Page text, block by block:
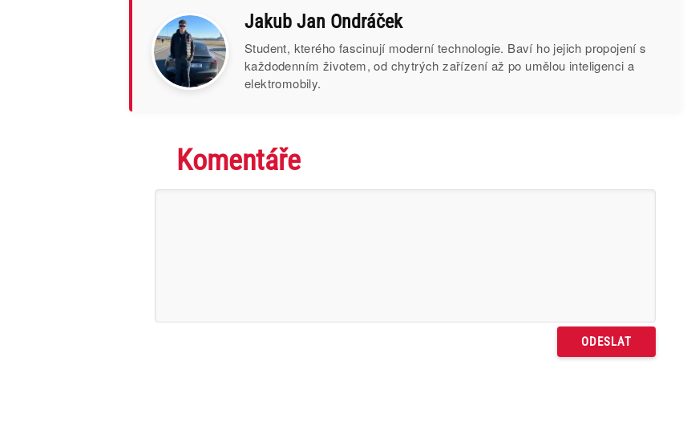
Jakub Jan Ondráček
Student, kterého fascinují moderní technologie. Baví ho jejich propojení s
každodenním životem, od chytrých zařízení až po umělou inteligenci a
elektromobily.
Komentáře